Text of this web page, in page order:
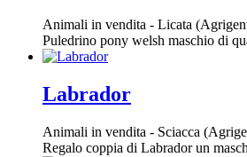
Animali in vendita - Licata
Puledrino pony welsh maschio di
Labrador
Animali in vendita - Sciacca
Regalo coppia di Labrador un